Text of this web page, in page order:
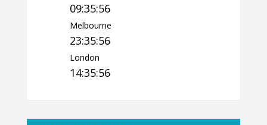
09:35:57
Melbourne
23:35:57
London
14:35:57